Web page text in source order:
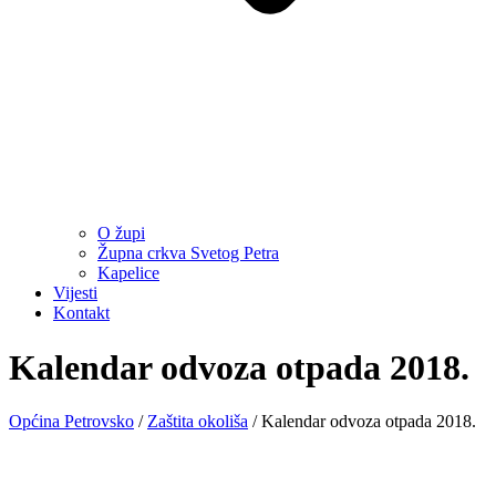
O župi
Župna crkva Svetog Petra
Kapelice
Vijesti
Kontakt
Kalendar odvoza otpada 2018.
Općina Petrovsko / Zaštita okoliša /Kalendar odvoza otpada 2018.